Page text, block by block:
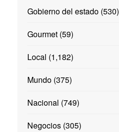
Gobierno del estado(530)
Gourmet(59)
Local (1,182)
Mundo(375)
Nacional (749)
Negocios(305)